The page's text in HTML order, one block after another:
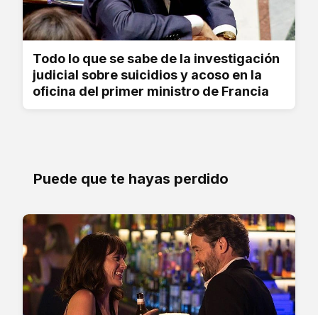
Todo lo que se sabe de la investigación
judicial sobre suicidios y acoso en la
oficina del primer ministro de Francia
Puede que te hayas perdido